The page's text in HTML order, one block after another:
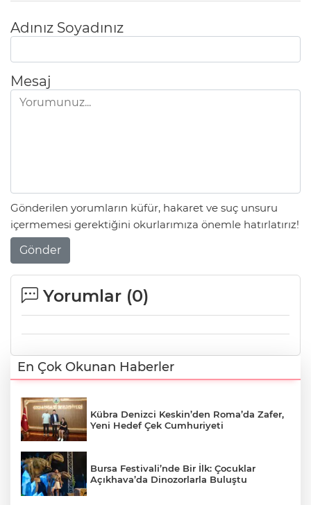
Adınız Soyadınız
Mesaj
Gönderilen yorumların küfür, hakaret ve suç unsuru
içermemesi gerektiğini okurlarımıza önemle hatırlatırız!
Gönder
Yorumlar (0)
En Çok Okunan Haberler
Kübra Denizci Keskin’den Roma’da Zafer,
Yeni Hedef Çek Cumhuriyeti
Bursa Festivali’nde Bir İlk: Çocuklar
Açıkhava’da Dinozorlarla Buluştu